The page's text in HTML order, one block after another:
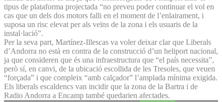
tipus de plataforma projectada “no preveu poder continuar el vol en
cas que un dels dos motors falli en el moment de l’enlairament, i
suposa un risc elevat per als veïns de la zona i els usuaris de la
instal·lació”.
Per la seva part, Martínez-Illescas va voler deixar clar que Liberals
d’Andorra no està en contra de la construcció d’un heliport nacional,
ja que consideren que és una infraestructura que “el país necessita”,
però sí, en canvi, de la ubicació escollida de les Tresoles, que veuen
“forçada” i que compleix “amb calçador” l’amplada mínima exigida.
Els liberals escaldencs van incidir que la zona de la Bartra i de
Radio Andorra a Encamp també quedarien afectades.